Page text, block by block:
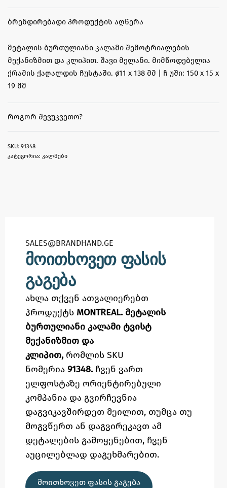
ᲑᲠᲔᲜᲓᲘᲠᲔᲑᲐᲓᲘ ᲞᲠᲝᲓᲣᲥᲢᲘᲡ ᲐᲦᲬᲔᲠᲐ
მეტალის ბურთულიანი კალამი შემოტრიალების
მექანიზმით და კლიპით. შავი მელანი. მიმწოდებელია
ქრამის ქაღალდის ჩუსტაში. ø11 x 138 მმ | ჩ უში: 150 x 15 x
19 მმ
ᲠᲝᲒᲝᲠ ᲨᲔᲕᲣᲙᲕᲔᲗᲝ?
91348
კატეგორია: კალმები
SALES@BRANDHAND.GE​
მოითხოვეთ ფასის
გაგება
ახლა თქვენ ათვალიერებთ
პროდუქტს MONTREAL. მეტალის
ბურთულიანი კალამი ტვისტ
მექანიზმით და
კლიპით, რომლის SKU
ნომერია 91348. ჩვენ ვართ
ელფოსტაზე ორიენტირებული
კომპანია და გვირჩევნია
დაგვიკავშირდეთ მეილით, თუმცა თუ
მოგვწერთ ან დაგვირეკავთ ამ
დეტალების გამოყენებით, ჩვენ
აუცილებლად დაგეხმარებით.
ᲛᲝᲘᲗᲮᲝᲕᲔᲗ ᲤᲐᲡᲘᲡ ᲒᲐᲒᲔᲑᲐ